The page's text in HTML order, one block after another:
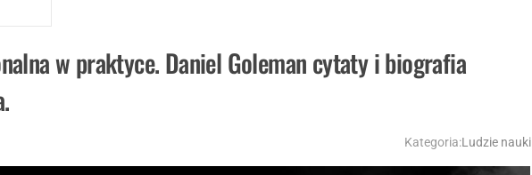
w praktyce. Daniel Goleman cytaty i biografia
Kategoria:Ludzie nauki